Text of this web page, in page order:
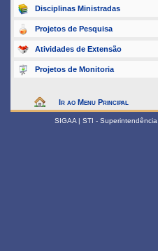
Disciplinas Ministradas
Projetos de Pesquisa
Atividades de Extensão
Projetos de Monitoria
Ir ao Menu Principal
SIGAA | STI -